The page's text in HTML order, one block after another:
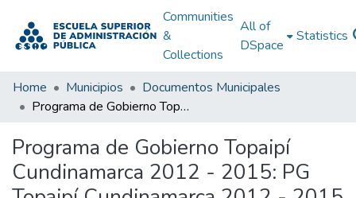
Communities
&
Collections
All of
DSpace
Statistics
Home Municipios
Documentos Municipales
Programa de Gobierno Topaipí Cundinamarca 2012 - 2015: PG Topaipí Cundinamarca 2012 - 2015
Programa de Gobierno Topaipí
Cundinamarca 2012 - 2015: PG